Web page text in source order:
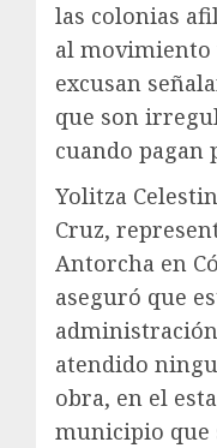
las colonias
al movimiento
excusan
que son
cuando pagan
Yolitza
Cruz,
Antorcha en
aseguró que
atendido
obra, en el
municipio que